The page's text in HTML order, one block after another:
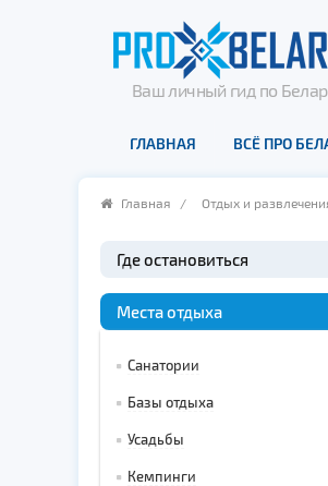
Ваш личный гид по
ГЛАВНАЯ ВСЁ ПРО
Главная / Отдых и
Где остановиться
Места отдыха
Санатории
Базы отдыха
Усадьбы
Кемпинги